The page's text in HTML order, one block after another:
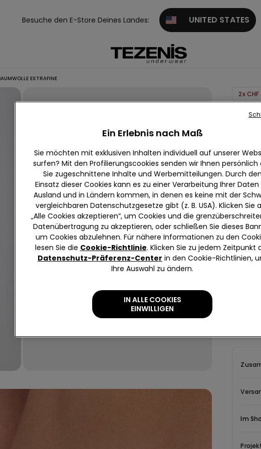
Besuche den E-Store Deines Landes: UNITED STATES
EXTRAFINE
2x
Slip aus
null
Wir
und
Dieser
Bund
Herren
Im
Ein Erlebnis nach Maß
Sie möchten mit exklusiven Inhalten individuell auf unserer
surfen? Mit den Profilierungscookies senden wir Ihnen persönlich
Sie zugeschnittene Inhalte und Werbemitteilungen. Durch den
Einsatz dieser Cookies kann es zu einer Verarbeitung Ihrer Daten
Ausland und in Ländern kommen, in denen es keine mit der
vergleichbaren Datenschutzgesetze gibt (z. B. USA). Klicken Sie
„Alle Cookies akzeptieren“, um Cookies und die
Datenübertragung zu akzeptieren, oder schließen Sie dieses
um Cookies abzulehnen. Für nähere Informationen zu den
lesen Sie die Cookie-Richtlinie. Klicken Sie zu jedem Zeitpunkt
Datenschutz-Präferenz-Center in den Cookie-Richtlinien,
Ihre Auswahl zu ändern.
IN ALLE COOKIES
EINWILLIGEN